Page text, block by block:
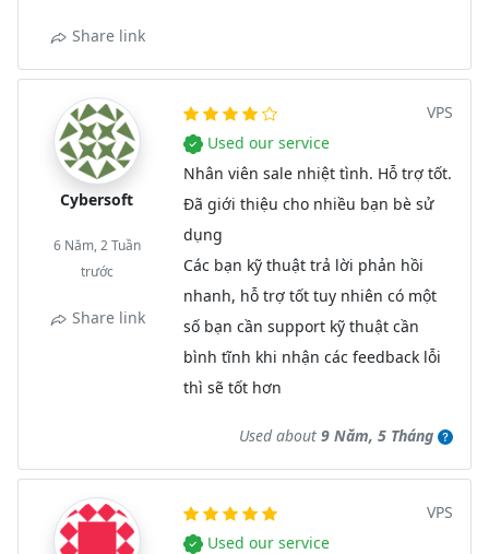
Share link
Cybersoft
6 Năm, 2 Tuần
trước
Share link
VPS
Used our service
Nhân viên sale nhiệt tình. Hỗ trợ tốt.
Đã giới thiệu cho nhiều bạn bè sử
dụng
Các bạn kỹ thuật trả lời phản hồi
nhanh, hỗ trợ tốt tuy nhiên có một
số bạn cần support kỹ thuật cần
bình tĩnh khi nhận các feedback lỗi
thì sẽ tốt hơn
Used about 9 Năm, 5 Tháng
VPS
Used our service